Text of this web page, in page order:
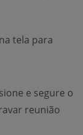
tela para
e segure o
reunião